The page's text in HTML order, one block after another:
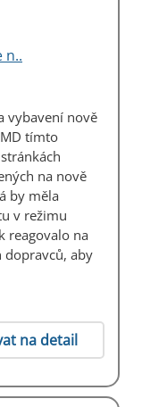
n..
vybavení nově
tímto
na nově
by měla
v režimu
reagovalo na
dopravců, aby
na detail